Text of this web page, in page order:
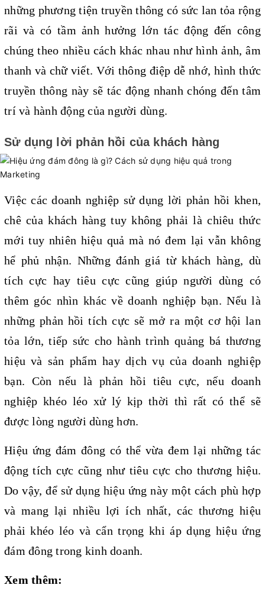
những phương tiện truyền thông có sức lan tỏa rộng
rãi và có tầm ảnh hưởng lớn tác động đến công
chúng theo nhiều cách khác nhau như hình ảnh, âm
thanh và chữ viết. Với thông điệp dễ nhớ, hình thức
truyền thông này sẽ tác động nhanh chóng đến tâm
trí và hành động của người dùng.
Sử dụng lời phản hồi của khách hàng
Việc các doanh nghiệp sử dụng lời phản hồi khen,
chê của khách hàng tuy không phải là chiêu thức
mới tuy nhiên hiệu quả mà nó đem lại vẫn không
hể phủ nhận. Những đánh giá từ khách hàng, dù
tích cực hay tiêu cực cũng giúp người dùng có
thêm góc nhìn khác về doanh nghiệp bạn. Nếu là
những phản hồi tích cực sẽ mở ra một cơ hội lan
tỏa lớn, tiếp sức cho hành trình quảng bá thương
hiệu và sản phẩm hay dịch vụ của doanh nghiệp
bạn. Còn nếu là phản hồi tiêu cực, nếu doanh
nghiệp khéo léo xử lý kịp thời thì rất có thể sẽ
được lòng người dùng hơn.
Hiệu ứng đám đông có thể vừa đem lại những tác
động tích cực cũng như tiêu cực cho thương hiệu.
Do vậy, để sử dụng hiệu ứng này một cách phù hợp
và mang lại nhiều lợi ích nhất, các thương hiệu
phải khéo léo và cẩn trọng khi áp dụng hiệu ứng
đám đông trong kinh doanh.
Xem thêm: